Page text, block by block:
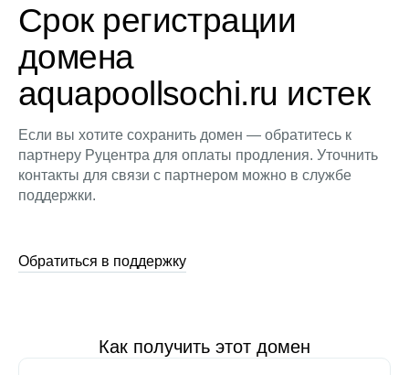
Срок регистрации
домена
aquapoollsochi.ru истек
Если вы хотите сохранить домен — обратитесь к
партнеру Руцентра для оплаты продления. Уточнить
контакты для связи с партнером можно в службе
поддержки.
Обратиться в поддержку
Как получить этот домен